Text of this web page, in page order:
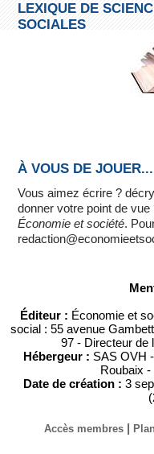
LEXIQUE DE
SOCIALES
À VOUS DE JOUER...
Vous aimez écrire ?
donner votre point de
Économie et société.
Éditeur : Économie et
social : 55 avenue
97 - Directeur de
Hébergeur : SAS OVH
Roubaix -
Date de création : 3
Accès membres |